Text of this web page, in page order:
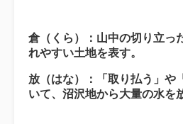
倉（くら）：山中の切り立っ
れやすい土地を表す。
放（はな）：「取り払う」や
いて、沼沢地から大量の水を